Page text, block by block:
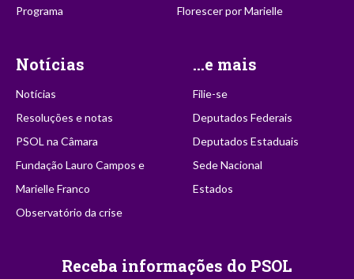
Programa
Florescer por Marielle
Notícias
Notícias
Resoluções e notas
PSOL na Câmara
Fundação Lauro Campos e
Marielle Franco
Observatório da crise
...e mais
Filie-se
Deputados Federais
Deputados Estaduais
Sede Nacional
Estados
Receba informações do PSOL